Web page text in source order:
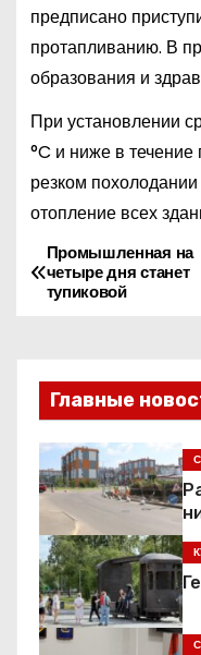
предписано
протапливанию. В
образования и
При установлении
°C и ниже в течение
резком
отопление всех
Н
г
а
ц
и
я
Промышленная на
четыре дня станет
тупиковой
Главные